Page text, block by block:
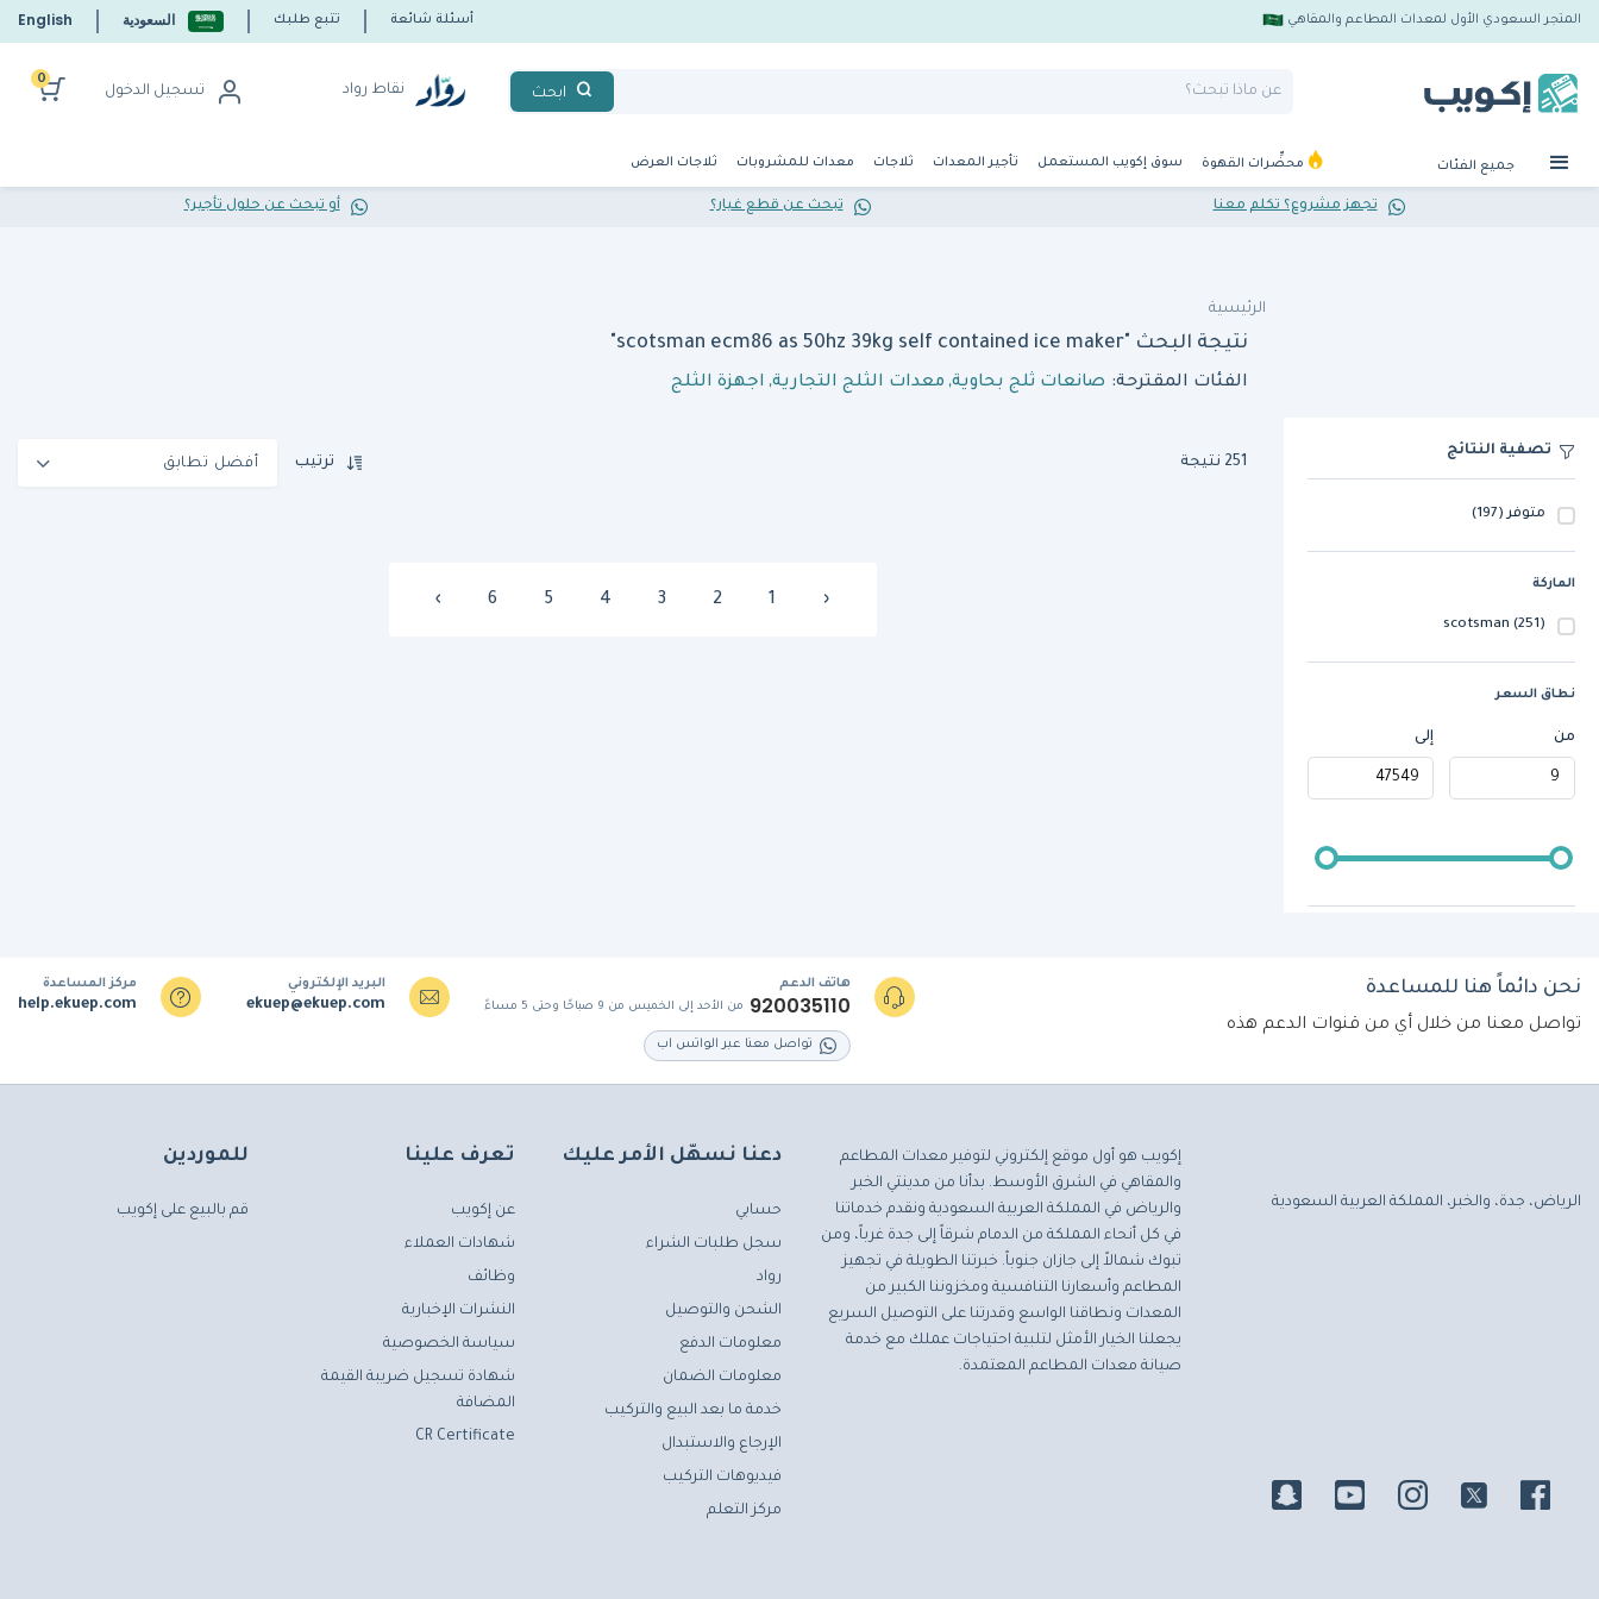
المتجر السعودي الأول لمعدات المطاعم والمقاهي أسئلة شائعة تتبع طلبك السعودية English
ابحث نقاط رواد تسجيل الدخول
0
جميع الفئات محضِّرات القهوة سوق إكويب المستعمل تأجير المعدات ثلاجات معدات للمشروبات ثلاجات العرض
تجهز مشروع؟ تكلم معنا تبحث عن قطع غيار؟ أو تبحث عن حلول تأجير؟
الرئيسية
نتيجة البحث "scotsman ecm86 as 50hz 39kg self contained ice maker"
الفئات المقترحة: صانعات ثلج بحاوية, معدات الثلج التجارية, اجهزة الثلج
تصفية النتائج
متوفر(197)
الماركة
scotsman (251)
نطاق السعر
من إلى
251 نتيجة ترتيب أفضل تطابق
‹
1
2
3
4
5
6
›
نحن دائماً هنا للمساعدة
تواصل معنا من خلال أي من قنوات الدعم هذه
هاتف الدعم
920035110 من الأحد إلى الخميس من 9 صباحًا وحتى 5 مساءً
تواصل معنا عبر الواتس اب
البريد الإلكتروني
ekuep@ekuep.com
مركز المساعدة
help.ekuep.com
الرياض، جدة، والخبر، المملكة العربية السعودية
إكويب هو أول موقع إلكتروني لتوفير معدات المطاعم
والمقاهي في الشرق الأوسط. بدأنا من مدينتي الخبر
والرياض في المملكة العربية السعودية ونقدم خدماتنا
في كل أنحاء المملكة من الدمام شرقاً إلى جدة غرباً، ومن
تبوك شمالاً إلى جازان جنوباً. خبرتنا الطويلة في تجهيز
المطاعم وأسعارنا التنافسية ومخزوننا الكبير من
المعدات ونطاقنا الواسع وقدرتنا على التوصيل السريع
يجعلنا الخيار الأمثل لتلبية احتياجات عملك مع خدمة
صيانة معدات المطاعم المعتمدة.
دعنا نسهّل الأمر عليك
حسابي
سجل طلبات الشراء
رواد
الشحن والتوصيل
معلومات الدفع
معلومات الضمان
خدمة ما بعد البيع والتركيب
الإرجاع والاستبدال
فيديوهات التركيب
مركز التعلم
تعرف علينا
عن إكويب
شهادات العملاء
وظائف
النشرات الإخبارية
سياسة الخصوصية
شهادة تسجيل ضريبة القيمة
المضافة
CR Certificate
للموردين
قم بالبيع على إكويب